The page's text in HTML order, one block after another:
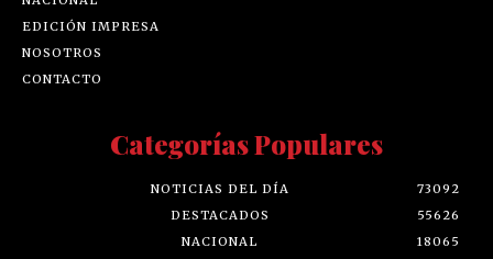
EDICIÓN IMPRESA
NOSOTROS
CONTACTO
Categorías Populares
NOTICIAS DEL DÍA
73092
DESTACADOS
55626
NACIONAL
18065